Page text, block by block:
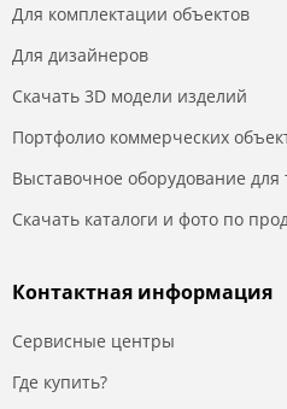
Для комплектации объектов
Для дизайнеров
Скачать 3D модели изделий
Портфолио коммерческих
Выставочное оборудование
Скачать каталоги и фото по
Контактная информация
Сервисные центры
Где купить?